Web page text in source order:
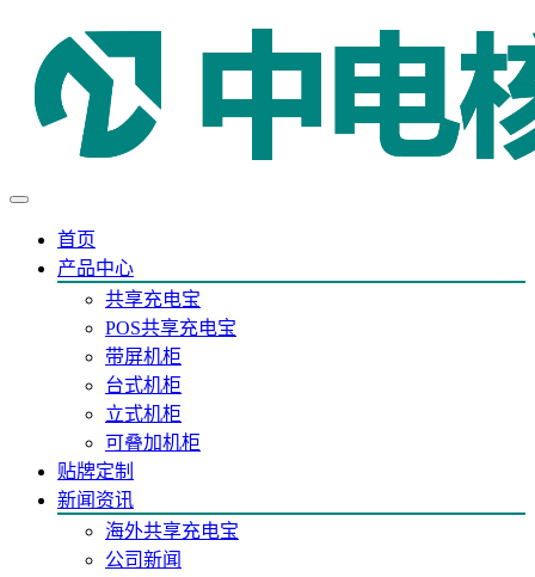
首页
产品中心
共享充电宝
POS共享充电宝
带屏机柜
台式机柜
立式机柜
可叠加机柜
贴牌定制
新闻资讯
海外共享充电宝
公司新闻